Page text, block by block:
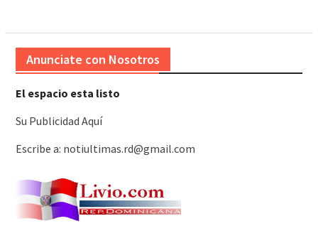
Anunciate con Nosotros
El espacio esta listo
Su Publicidad Aquí
Escribe a: notiultimas.rd@gmail.com